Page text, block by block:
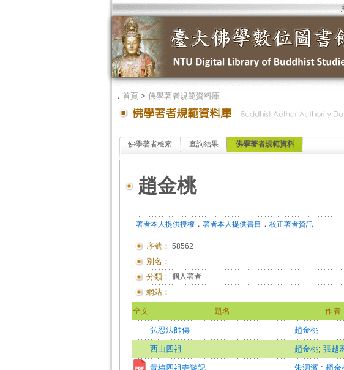
． 首頁> 佛學著者規範資料庫
佛學著者檢索 查詢結果 佛學著者規範資料
趙金桃
著者本人提供授權． 著者本人提供書目 ． 校正著者資訊
序號： 58562
別名：
分類： 個人著者
網站：
全文 題名 作者
弘忍法師傳 趙金桃
西山四祖 趙金桃; 張越
黃梅四祖寺遊記 朱泗濱 ; 趙金